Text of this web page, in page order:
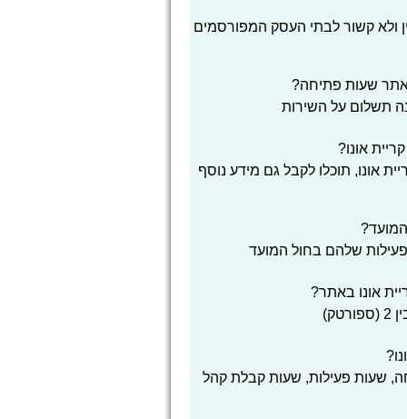
ולא קשור לבתי העסק המפורסמים
שעות פתיחה?
תשלום על השירות
אונו?
אונו, תוכלו לקבל גם מידע נוסף
שלהם בחול המועד
אונו באתר?
שעות פעילות, שעות קבלת קהל